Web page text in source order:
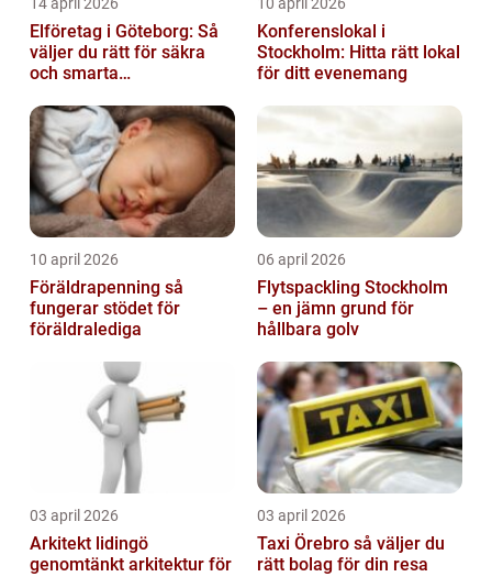
Elföretag i Göteborg: Så
väljer du rätt för säkra
och smarta
Konferenslokal i
Stockholm: Hitta rätt lokal
för ditt evenemang
10 april 2026
Föräldrapenning så
fungerar stödet för
föräldralediga
06 april 2026
Flytspackling Stockholm
– en jämn grund för
hållbara golv
03 april 2026
Arkitekt lidingö
genomtänkt arkitektur för
03 april 2026
Taxi Örebro så väljer du
rätt bolag för din resa